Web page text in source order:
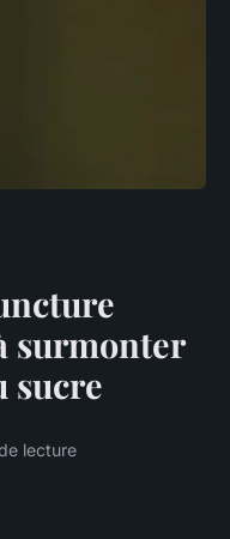
surmonter
sucre
lecture